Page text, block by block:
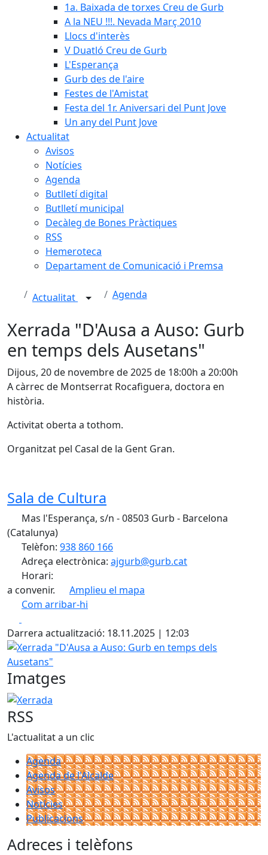
1a. Baixada de torxes Creu de Gurb
A la NEU !!!. Nevada Març 2010
Llocs d'interès
V Duatló Creu de Gurb
L'Esperança
Gurb des de l'aire
Festes de l'Amistat
Festa del 1r. Aniversari del Punt Jove
Un any del Punt Jove
Actualitat
Avisos
Notícies
Agenda
Butlletí digital
Butlletí municipal
Decàleg de Bones Pràctiques
RSS
Hemeroteca
Departament de Comunicació i Premsa
Actualitat Agenda
Xerrada "D'Ausa a Auso: Gurb
en temps dels Ausetans"
Dijous, 20 de novembre de 2025 de 18:00h a 20:00h
A càrrec de Montserrat Rocafiguera, doctora en
història.
Activitat oberta a tothom.
Organitzat pel Casal de la Gent Gran.
Sala de Cultura
Mas l'Esperança, s/n - 08503 Gurb - Barcelona
(Catalunya)
Telèfon: 938 860 166
Adreça electrònica: ajgurb@gurb.cat
Horari:
a convenir.
Amplieu el mapa
Com arribar-hi
+
−
Darrera actualització: 18.11.2025 | 12:03
Xerrada "D'Ausa a Auso: Gurb en temps dels Ausetans"
Imatges
Xerrada "D'Ausa a Auso: Gurb en temps dels Ausetans"
RSS
L'actualitat a un clic
Agenda
Agenda de l'Alcalde
Avisos
Notícies
Publicacions
Adreces i telèfons